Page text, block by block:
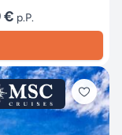
€ p.P.